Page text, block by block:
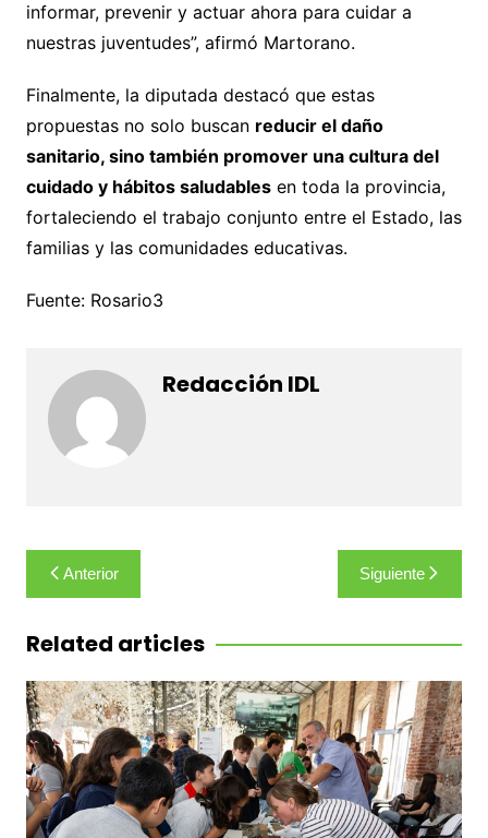
informar, prevenir y actuar ahora para cuidar a
nuestras juventudes”, afirmó Martorano.
Finalmente, la diputada destacó que estas
propuestas no solo buscan reducir el daño
sanitario, sino también promover una cultura del
cuidado y hábitos saludablesen toda la provincia,
fortaleciendo el trabajo conjunto entre el Estado, las
familias y las comunidades educativas.
Fuente: Rosario3
Redacción IDL
Navegación
de
entradas
Anterior Siguiente
Related articles